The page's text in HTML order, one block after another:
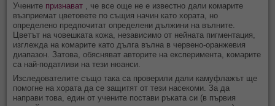
Учените признават , че все още не е известно дали комарите
възприемат цветовете по същия начин като хората, но
определено предпочитат определени дължини на вълните.
Цветът на човешката кожа, независимо от нейната пигментация,
изглежда на комарите като дълга вълна в червено-оранжевия
диапазон. Затова, обясняват авторите на експеримента, комарите
са най-податливи на тези нюанси.
Изследователите също така са проверили дали камуфлажът ще
помогне на хората да се защитят от тези насекоми. За да
направи това, един от учените постави ръката си (в първия